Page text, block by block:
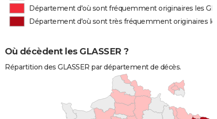
Département d'où sont fréquemment originaires les
Département d'où sont très fréquemment originaires
Où décèdent les GLASSER ?
Répartition des GLASSER par département de décès.